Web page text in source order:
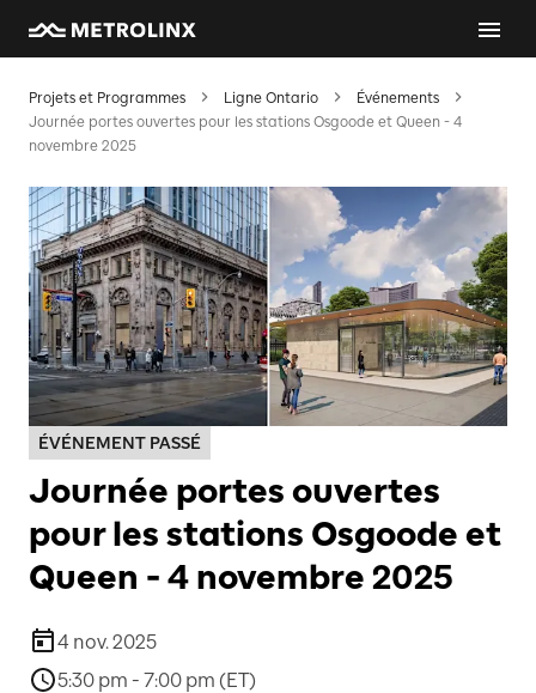
Projets et Programmes Ligne Ontario
Événements
Journée portes ouvertes pour les stations Osgoode et Queen - 4
novembre 2025
ÉVÉNEMENT PASSÉ
Journée portes ouvertes
pour les stations Osgoode et
Queen - 4 novembre 2025
4 nov. 2025
5:30 pm - 7:00 pm (ET)